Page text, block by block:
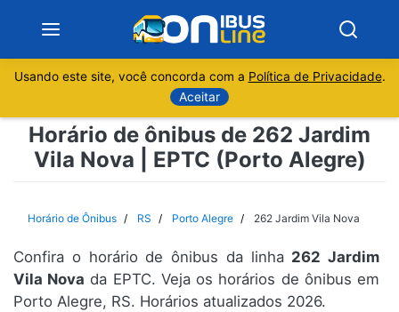
Sobre
Rio de Janeiro
Usando este site, você concorda com a Política de Privacidade.
Aceitar
Horário de ônibus de 262 Jardim
Vila Nova | EPTC (Porto Alegre)
Horário de Ônibus RS Porto Alegre 262 Jardim Vila Nova
Confira o horário de ônibus da linha 262 Jardim
Vila Nova da EPTC. Veja os horários de ônibus em
Porto Alegre, RS. Horários atualizados 2026.